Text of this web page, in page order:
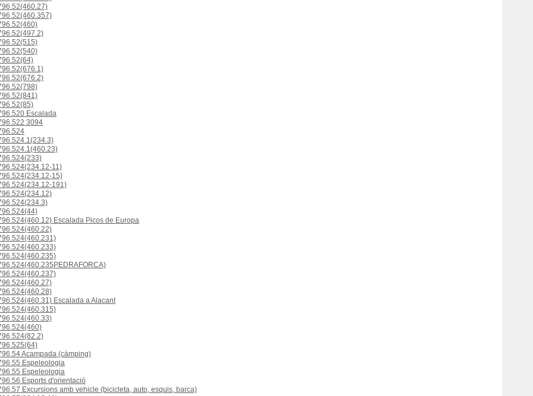
Escalada
3094
11)
15)
191)
Escalada Picos de Europa
Escalada a Alacant
Acampada (càmping)
Espeleologia
Espeleologia
Esports d'orientació
Excursions amb vehicle (bicicleta, auto, esquis, barca)